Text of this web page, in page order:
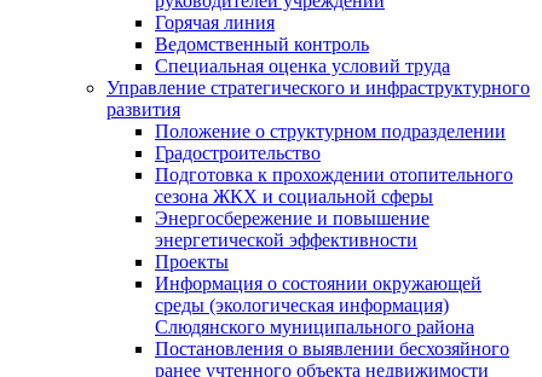
Горячая линия
Ведомственный контроль
Специальная оценка условий труда
Управление стратегического и инфраструктурного
развития
Положение о структурном подразделении
Градостроительство
Подготовка к прохождении отопительного
сезона ЖКХ и социальной сферы
Энергосбережение и повышение
энергетической эффективности
Проекты
Информация о состоянии окружающей
среды (экологическая информация)
Слюдянского муниципального района
Постановления о выявлении бесхозяйного
ранее учтенного объекта недвижимости